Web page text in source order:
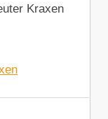
Kraxen